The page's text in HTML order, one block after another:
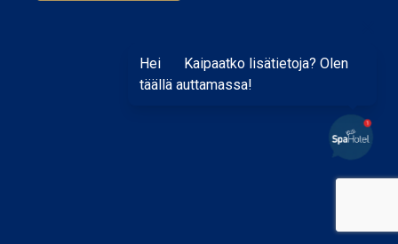
Hei
Kaipaatko lisätietoja? Olen
täällä auttamassa!